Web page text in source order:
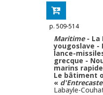
p. 509-514
Maritime - La
yougoslave -
lance-
grecque -
marins
Le bâtiment
«
Labayle-